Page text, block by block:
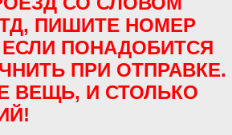
ПИШИТЕ НОМЕР
ПОНАДОБИТСЯ
ПРИ ОТПРАВКЕ.
ВЕЩЬ, И СТОЛЬКО